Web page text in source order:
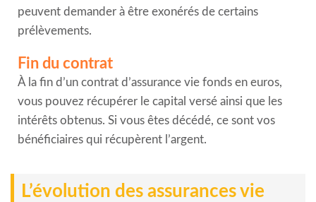
peuvent demander à être exonérés de certains
prélèvements.
Fin du contrat
À la fin d’un contrat d’assurance vie fonds en euros,
vous pouvez récupérer le capital versé ainsi que les
intérêts obtenus. Si vous êtes décédé, ce sont vos
bénéficiaires qui récupèrent l’argent.
L’évolution des assurances vie